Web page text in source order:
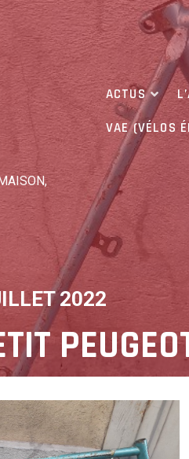
ACTUS
VAE (VÉLOS
2022